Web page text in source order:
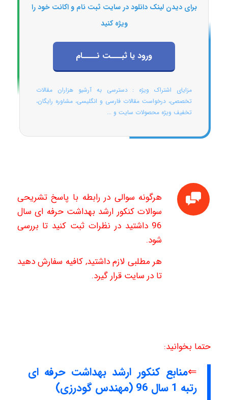
برای دیدن لینک دانلود در سایت ثبت نام و اکانت خود را
ویژه کنید
ورود یا ثبـــت نــــام
مزایای اشتراک ویژه : دسترسی به آرشیو هزاران مقالات
تخصصی، درخواست مقالات فارسی و انگلیسی، مشاوره رایگان،
تخفیف ویژه محصولات سایت و ...
هرگونه سوالی در رابطه با پاسخ تشریحی
سوالات کنکور ارشد بهداشت حرفه ای سال
96 داشتید در نظرات ثبت کنید تا بررسی
شود.
هر مطلبی لازم داشتید, کافیه سفارش دهید
تا در سایت قرار گیرد.
حتما بخوانید:
⇐منابع کنکور ارشد بهداشت حرفه ای
رتبه 1 سال 96 (مهندس گودرزی)